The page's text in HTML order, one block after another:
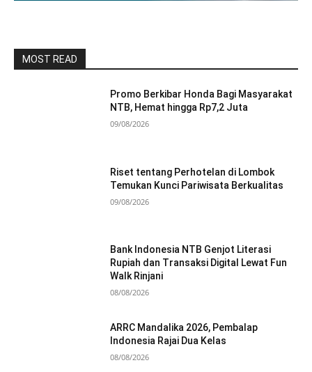
MOST READ
Promo Berkibar Honda Bagi Masyarakat
NTB, Hemat hingga Rp7,2 Juta
09/08/2026
Riset tentang Perhotelan di Lombok
Temukan Kunci Pariwisata Berkualitas
09/08/2026
Bank Indonesia NTB Genjot Literasi
Rupiah dan Transaksi Digital Lewat Fun
Walk Rinjani
08/08/2026
ARRC Mandalika 2026, Pembalap
Indonesia Rajai Dua Kelas
08/08/2026